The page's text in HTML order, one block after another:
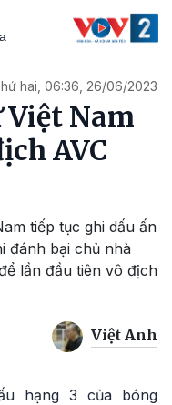
hai, 06:36, 26/06/2023
Nam
AVC
tiếp tục ghi dấu ấn
đánh bại chủ nhà
lần đầu tiên vô địch
Việt Anh
hạng 3 của bóng